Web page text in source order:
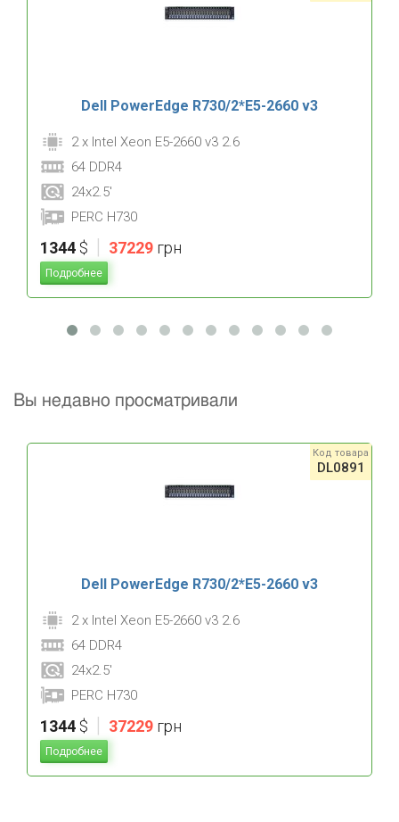
Dell PowerEdge R730/2*E5-2660 v3
2 x Intel Xeon E5-2660 v3 2.6
64 DDR4
24x2.5'
PERC H730
1344 $ | 37229 грн
Подробнее
Вы недавно просматривали
Dell PowerEdge R730/2*E5-2660 v3
Код товара
DL0891
2 x Intel Xeon E5-2660 v3 2.6
64 DDR4
24x2.5'
PERC H730
1344 $ | 37229 грн
Подробнее